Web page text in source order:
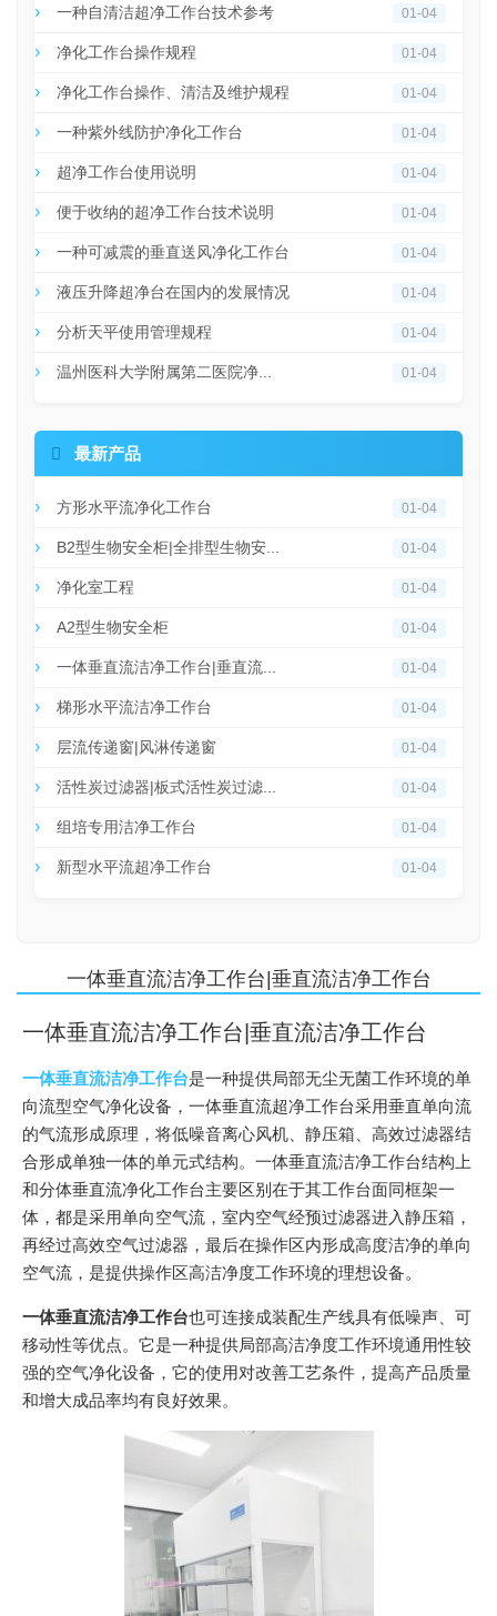
一种自清洁超净工作台技术参考 01-04
净化工作台操作规程 01-04
净化工作台操作、清洁及维护规程 01-04
一种紫外线防护净化工作台 01-04
超净工作台使用说明 01-04
便于收纳的超净工作台技术说明 01-04
一种可减震的垂直送风净化工作台 01-04
液压升降超净台在国内的发展情况 01-04
分析天平使用管理规程 01-04
温州医科大学附属第二医院净... 01-04
 最新产品
方形水平流净化工作台 01-04
B2型生物安全柜|全排型生物安... 01-04
净化室工程 01-04
A2型生物安全柜 01-04
一体垂直流洁净工作台|垂直流... 01-04
梯形水平流洁净工作台 01-04
层流传递窗|风淋传递窗 01-04
活性炭过滤器|板式活性炭过滤... 01-04
组培专用洁净工作台 01-04
新型水平流超净工作台 01-04
一体垂直流洁净工作台|垂直流洁净工作台
一体垂直流洁净工作台|垂直流洁净工作台
一体垂直流洁净工作台是一种提供局部无尘无菌工作环境的单
向流型空气净化设备，一体垂直流超净工作台采用垂直单向流
的气流形成原理，将低噪音离心风机、静压箱、高效过滤器结
合形成单独一体的单元式结构。一体垂直流洁净工作台结构上
和分体垂直流净化工作台主要区别在于其工作台面同框架一
体，都是采用单向空气流，室内空气经预过滤器进入静压箱，
再经过高效空气过滤器，最后在操作区内形成高度洁净的单向
空气流，是提供操作区高洁净度工作环境的理想设备。
一体垂直流洁净工作台也可连接成装配生产线具有低噪声、可
移动性等优点。它是一种提供局部高洁净度工作环境通用性较
强的空气净化设备，它的使用对改善工艺条件，提高产品质量
和增大成品率均有良好效果。